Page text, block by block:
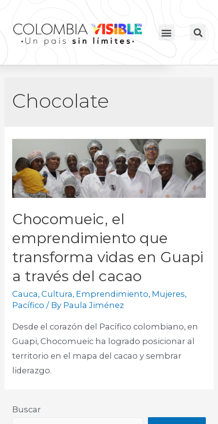
Chocolate
Chocomueic, el
emprendimiento que
transforma vidas en Guapi
a través del cacao
Cauca,Cultura, Emprendimiento, Mujeres,
Pacífico / By Paula Jiménez
Desde el corazón del Pacífico colombiano, en
Guapi, Chocomueic ha logrado posicionar al
territorio en el mapa del cacao y sembrar
liderazgo.
Buscar